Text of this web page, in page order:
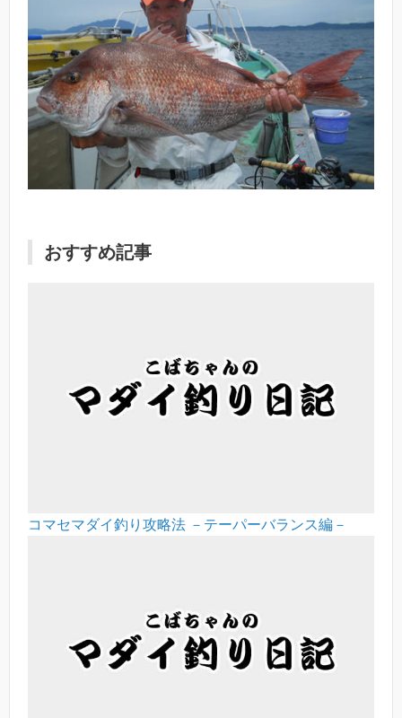
おすすめ記事
コマセマダイ釣り攻略法 －テーパーバランス編－